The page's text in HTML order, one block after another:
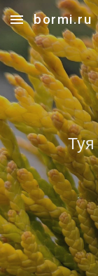
Skip to main
bormi.ru
Туя